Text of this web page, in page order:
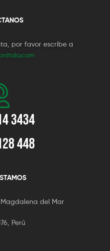
por favor escribe a
3434
448
Magdalena del Mar
Perú